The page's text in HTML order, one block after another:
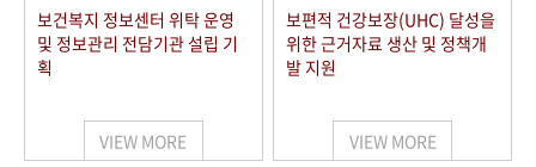
보건복지 정보센터 위탁 운영
및 정보관리 전담기관 설립 기
획
VIEW MORE
보편적 건강보장(UHC) 달성을
위한 근거자료 생산 및 정책개
발 지원
VIEW MORE